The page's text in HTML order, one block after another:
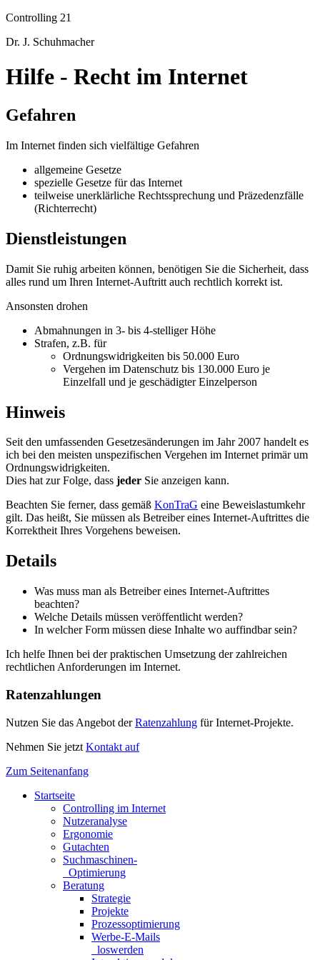
Controlling 21
Dr. J. Schuhmacher
Hilfe - Recht im Internet
Gefahren
Im Internet finden sich vielfältige Gefahren
allgemeine Gesetze
spezielle Gesetze für das Internet
teilweise unerklärliche Rechtssprechung und Präzedenzfälle
(Richterrecht)
Dienstleistungen
Damit Sie ruhig arbeiten können, benötigen Sie die Sicherheit, dass
alles rund um Ihren Internet-Auftritt auch rechtlich korrekt ist.
Ansonsten drohen
Abmahnungen in 3- bis 4-stelliger Höhe
Strafen, z.B. für
Ordnungswidrigkeiten bis 50.000 Euro
Vergehen im Datenschutz bis 130.000 Euro je
Einzelfall und je geschädigter Einzelperson
Hinweis
Seit den umfassenden Gesetzesänderungen im Jahr 2007 handelt es
ich bei den meisten unspezifischen Vergehen im Internet primär um
Ordnungswidrigkeiten.
Dies hat zur Folge, dass jeder Sie anzeigen kann.
Beachten Sie ferner, dass gemäß KonTraG eine Beweislastumkehr
gilt. Das heißt, Sie müssen als Betreiber eines Internet-Auftrittes die
Korrektheit Ihres Vorgehens beweisen.
Details
Was muss man als Betreiber eines Internet-Auftrittes
beachten?
Welche Details müssen veröffentlicht werden?
In welcher Form müssen diese Inhalte wo auffindbar sein?
Ich helfe Ihnen bei der praktischen Umsetzung der zahlreichen
rechtlichen Anforderungen im Internet.
Ratenzahlungen
Nutzen Sie das Angebot derRatenzahlung für Internet-Projekte.
Nehmen Sie jetzt Kontakt auf
Zum Seitenanfang
Startseite
Controlling im Internet
Nutzeranalyse
Ergonomie
Gutachten
Suchmaschinen-
Optimierung
Beratung
Strategie
Projekte
Prozessoptimierung
Werbe-E-Mails
loswerden